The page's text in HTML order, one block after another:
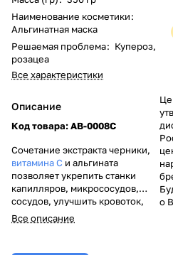
Наименование косметики:
Альгинатная маска
Решаемая проблема: Купероз,
розацеа
Все характеристики
Описание
Код товара:AB-0008C
Сочетание экстракта черники,
витамина С и альгината
позволяет укрепить станки
капилляров, микрососудов,
сосудов, улучшить кровоток,
успокоить и увлажнить кожу,
выровнять ее тон, уплотнить
Все описание
о